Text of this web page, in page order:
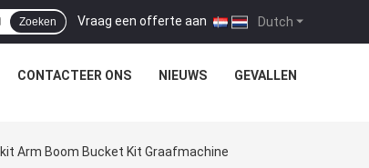
Dutch
Vraag een offerte aan |
Zoeken
CONTACTEER ONS NIEUWS GEVALLEN
Arm Boom Bucket Kit Graafmachine